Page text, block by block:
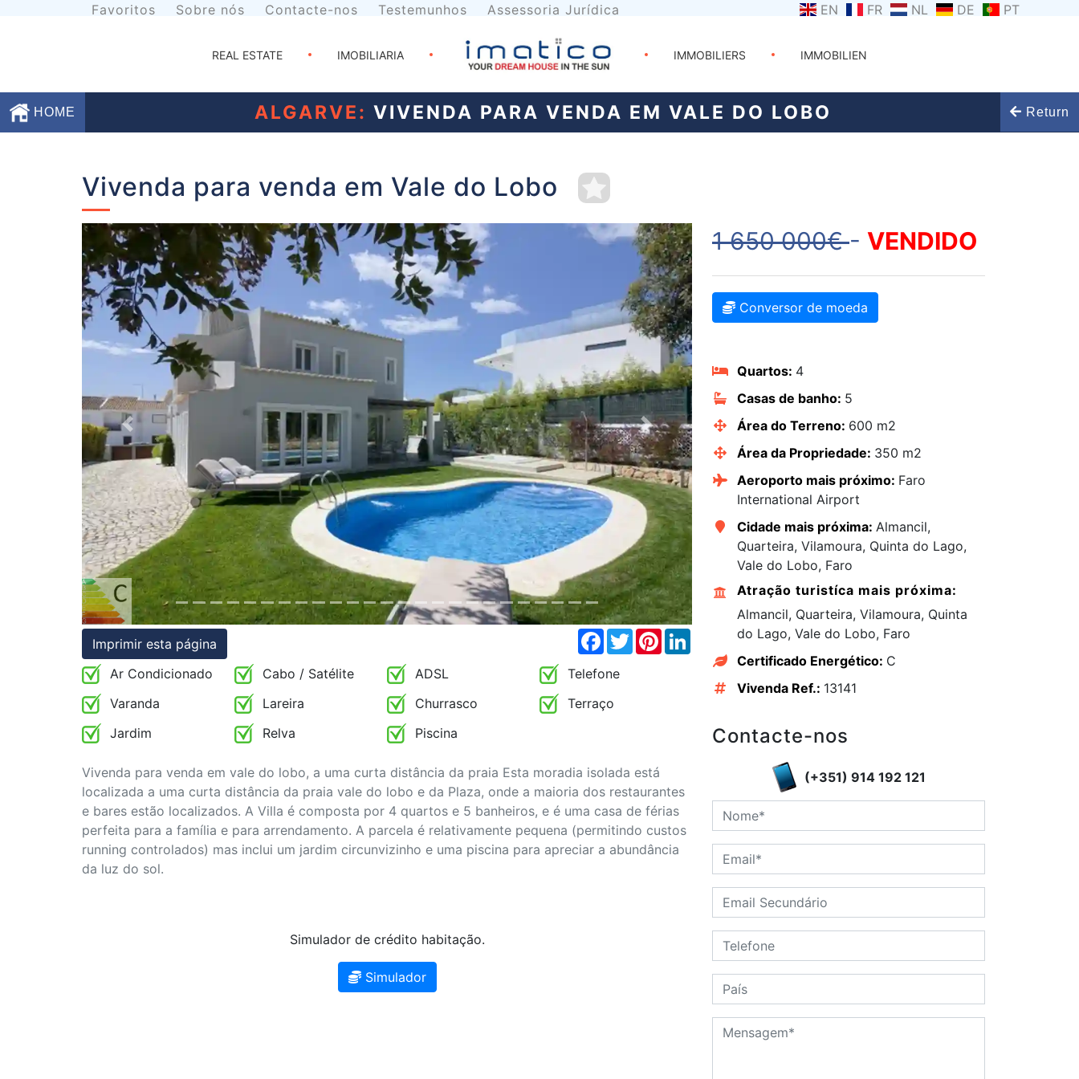
Favoritos Sobre nós Contacte-nos Testemunhos Assessoria Jurídica EN FR NL DE PT
REAL ESTATE IMOBILIARIA IMMOBILIERS IMMOBILIEN
HOME ALGARVE: VIVENDA PARA VENDA EM VALE DO LOBO Return
Contacte-
Testemunhos
Assessoria
Vivenda para venda em Vale do Lobo
Previous Next
Imprimir esta página
Facebook
TwitterPinterestLinkedIn
Ar Condicionado Cabo / Satélite ADSL
Telefone
Varanda
Lareira Churrasco
Terraço
Jardim
Relva Piscina
Vivenda para venda em vale do lobo, a uma curta distância da praia Esta moradia isolada está
localizada a uma curta distância da praia vale do lobo e da Plaza, onde a maioria dos restaurantes
e bares estão localizados. A Villa é composta por 4 quartos e 5 banheiros, e é uma casa de férias
perfeita para a família e para arrendamento. A parcela é relativamente pequena (permitindo custos
running controlados) mas inclui um jardim circunvizinho e uma piscina para apreciar a abundância
da luz do sol.
Simulador de crédito habitação.
Simulador
1 650 000€- VENDIDO
Conversor de moeda
Quartos: 4
Casas de banho: 5
Área do Terreno: 600 m2
Área da Propriedade: 350 m2
Aeroporto mais próximo: Faro
International Airport
Cidade mais próxima: Almancil,
Quarteira, Vilamoura, Quinta do Lago,
Vale do Lobo, Faro
Atração turistíca mais próxima:
Almancil, Quarteira, Vilamoura, Quinta
do Lago, Vale do Lobo, Faro
Certificado Energético: C
Vivenda Ref.: 13141
Contacte-nos
(+351) 914 192 121